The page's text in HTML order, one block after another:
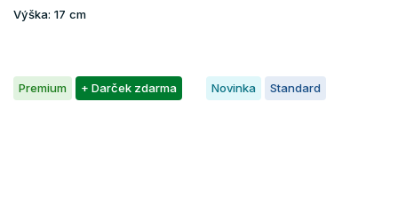
Výška: 17 cm
Premium + Darček zdarma Novinka Standard